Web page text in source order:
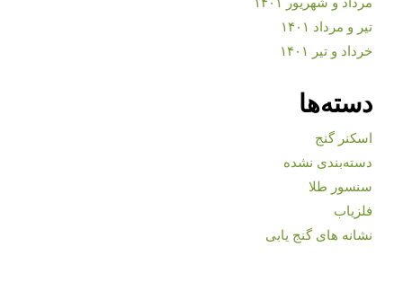
تیر و مرداد ۱۴۰۱
خرداد و تیر ۱۴۰۱
دسته‌ها
اسکنر گنج
دسته‌بندی نشده
سنسور طلا
فلزیاب
نشانه های گنج یابی